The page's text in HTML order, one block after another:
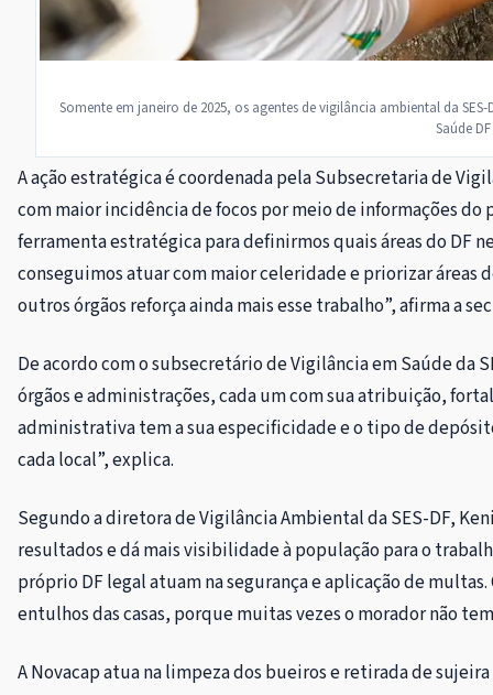
Somente em janeiro de 2025, os agentes de vigilância ambiental da
Saúde DF
A ação estratégica é coordenada pela Subsecretaria de
com maior incidência de focos por meio de informações do
ferramenta estratégica para definirmos quais áreas do DF
conseguimos atuar com maior celeridade e priorizar áreas
outros órgãos reforça ainda mais esse trabalho”, afirma a
De acordo com o subsecretário de Vigilância em Saúde da
órgãos e administrações, cada um com sua atribuição,
administrativa tem a sua especificidade e o tipo de
cada local”, explica.
Segundo a diretora de Vigilância Ambiental da SES-DF,
resultados e dá mais visibilidade à população para o
próprio DF legal atuam na segurança e aplicação de
entulhos das casas, porque muitas vezes o morador não
A Novacap atua na limpeza dos bueiros e retirada de